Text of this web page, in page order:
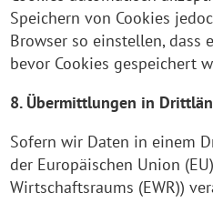
Speichern von Cookies
Browser so einstellen, dass
bevor Cookies gespeichert
8. Übermittlungen in
Sofern wir Daten in einem
der Europäischen Union
Wirtschaftsraums (EWR))